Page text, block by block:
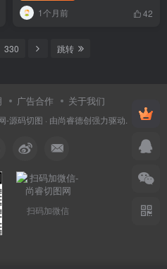
1个月前 42
330 跳转
广告合作 关于我们
-源码切图 · 由尚睿德创强力驱动.
扫码加微信